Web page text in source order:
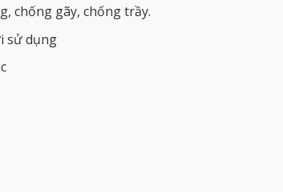
chống gãy, chống trầy.
sử dụng